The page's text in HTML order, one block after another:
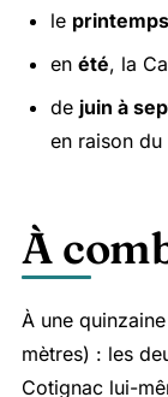
le printemps
en été, la
de juin à
en raison du
À
À une
mètres) : les
Cotignac lui-